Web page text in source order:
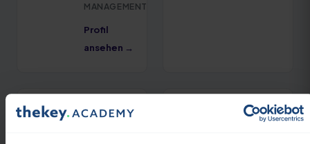
MANAGEMENT
Profil
ansehen →
Marvin
Andrea
Grießmann